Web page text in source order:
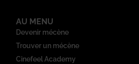
AU MENU
Devenir mécène
Trouver un mécène
Cinefeel Academy